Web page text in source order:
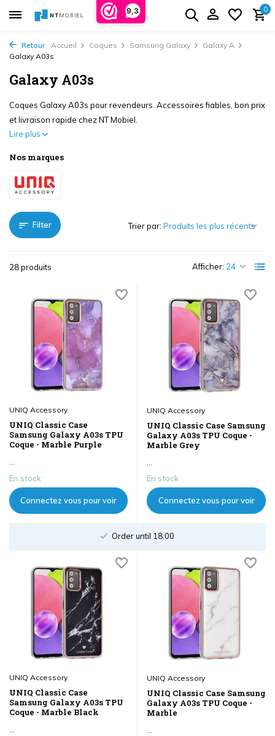
9,3 0
Retour Accueil Coques Samsung Galaxy
Galaxy A
Galaxy A03s
Galaxy A03s
Coques Galaxy A03s pour revendeurs. Accessoires fiables, bon prix
et livraison rapide chez NT Mobiel.
Lire plus
Nos marques
Filter
28 produits Afficher:
Trier par:
UNIQ Accessory
UNIQ Classic Case
Samsung Galaxy A03s TPU
Coque - Marble Purple
En stock
Connectez vous pour voir
UNIQ Accessory
UNIQ Classic Case Samsung
Galaxy A03s TPU Coque -
Marble Grey
En stock
Connectez vous pour voir
Order until 18:00
UNIQ Accessory
UNIQ Classic Case
Samsung Galaxy A03s TPU
Coque - Marble Black
...
UNIQ Accessory
UNIQ Classic Case Samsung
Galaxy A03s TPU Coque -
Marble
...